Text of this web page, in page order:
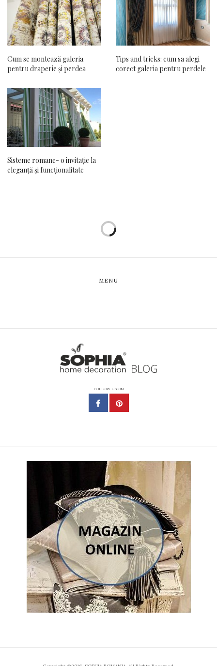
Cum se montează galeria
pentru draperie și perdea
Tips and tricks: cum sa alegi
corect galeria pentru perdele
Sisteme romane- o invitație la
eleganță și funcționalitate
MENU
FOLLOW US ON